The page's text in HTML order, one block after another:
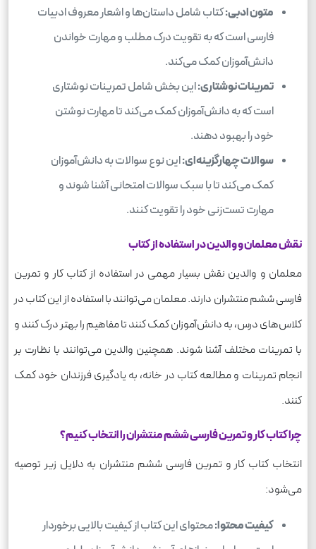
متون ادبی:کتاب شامل داستان‌ها و اشعار معروف ادبیات
فارسی است که به تقویت درک مطلب و مهارت خواندن
دانش‌آموزان کمک می‌کند.
تمرینات نوشتاری:این بخش شامل تمرینات نوشتاری
است که به دانش‌آموزان کمک می‌کند تا مهارت نوشتن
خود را بهبود دهند.
سوالات چهارگزینه‌ای:این نوع سوالات به دانش‌آموزان
کمک می‌کند تا با سبک سوالات امتحانی آشنا شوند و
مهارت تست‌زنی خود را تقویت کنند.
نقش معلمان و والدین در استفاده از کتاب
معلمان و والدین نقش بسیار مهمی در استفاده از کتاب کار و تمرین
فارسی ششم منتشران دارند. معلمان می‌توانند با استفاده از این کتاب در
کلاس‌های درس، به دانش‌آموزان کمک کنند تا مفاهیم را بهتر درک کنند و
با تمرینات مختلف آشنا شوند. همچنین والدین می‌توانند با نظارت بر
انجام تمرینات و مطالعه کتاب در خانه، به یادگیری فرزندان خود کمک
کنند.
چرا کتاب کار و تمرین فارسی ششم منتشران را انتخاب کنیم؟
انتخاب کتاب کار و تمرین فارسی ششم منتشران به دلایل زیر توصیه
می‌شود:
کیفیت محتوا:محتوای این کتاب از کیفیت بالایی برخوردار